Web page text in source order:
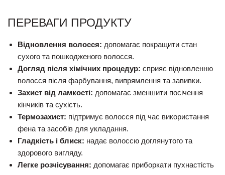
ПЕРЕВАГИ ПРОДУКТУ
Відновлення волосся: допомагає покращити стан
сухого та пошкодженого волосся.
Догляд після хімічних процедур: сприяє відновленню
волосся після фарбування, випрямлення та завивки.
Захист від ламкості: допомагає зменшити посічення
кінчиків та сухість.
Термозахист: підтримує волосся під час використання
фена та засобів для укладання.
Гладкість і блиск: надає волоссю доглянутого та
здорового вигляду.
Легке розчісування: допомагає приборкати пухнастість